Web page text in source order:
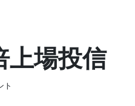
上場投信
ト